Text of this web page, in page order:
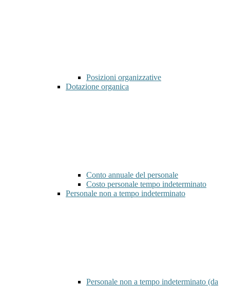
Posizioni organizzative
Dotazione organica
Conto annuale del personale
Costo personale tempo indeterminato
Personale non a tempo indeterminato
Personale non a tempo indeterminato (da